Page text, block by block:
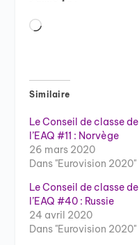
Chargement…
Similaire
Le Conseil de classe de
l’EAQ #11 : Norvège
26 mars 2020
Dans "Eurovision 2020"
Le Conseil de classe de
l’EAQ #40 : Russie
24 avril 2020
Dans "Eurovision 2020"